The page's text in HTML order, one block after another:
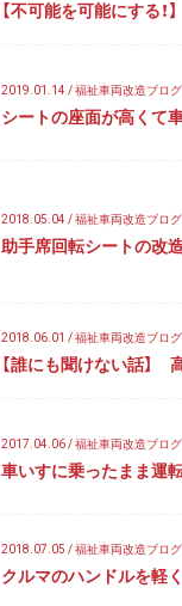
【不可能を可能にする
2019.01.14 / 福祉車両改造ブログ
シートの座面が高くて
2018.05.04 / 福祉車両改造ブログ
助手席回転シートの改
2018.06.01 / 福祉車両改造ブログ
【誰にも聞けない話】
2017.04.06 / 福祉車両改造ブログ
車いすに乗ったまま運
2018.07.05 / 福祉車両改造ブログ
クルマのハンドルを軽